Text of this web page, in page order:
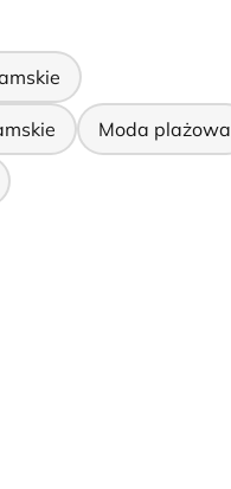
Moda plażowa